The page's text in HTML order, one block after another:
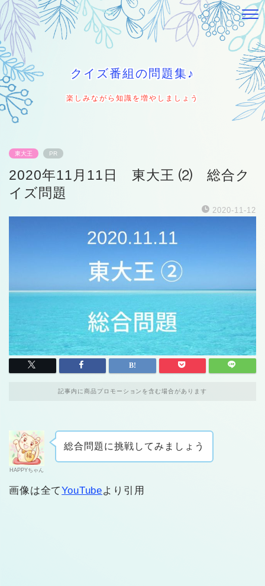
クイズ番組の問題集♪
楽しみながら知識を増やしましょう
東大王 PR
2020年11月11日 東大王 ⑵ 総合ク
イズ問題
2020-11-12
記事内に商品プロモーションを含む場合があります
HAPPYちゃん
総合問題に挑戦してみましょう
画像は全てYouTubeより引用